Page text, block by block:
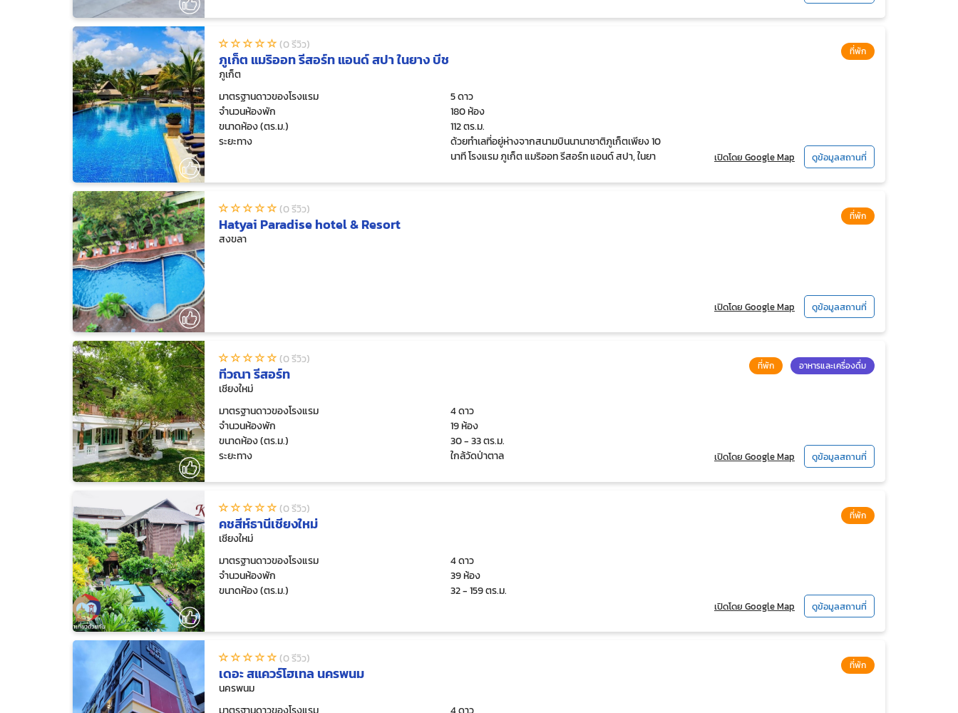
(0 รีวิว)
ภูเก็ต แมริออท รีสอร์ท แอนด์ สปา ในยาง บีช
ภูเก็ต
ที่พัก
มาตรฐานดาวของโรงแรม
5 ดาว
จำนวนห้องพัก
180 ห้อง
ขนาดห้อง (ตร.ม.)
112 ตร.ม.
ระยะทาง
ด้วยทำเลที่อยู่ห่างจากสนามบินนานาชาติภูเก็ตเพียง 10
นาที โรงแรม ภูเก็ต แมริออท รีสอร์ท แอนด์ สปา, ในยา
ผ่อนทุกรูปแบบของคุณ
เปิดโดย Google Map ดูข้อมูลสถานที่
(0 รีวิว)
Hatyai Paradise hotel & Resort
สงขลา
ที่พัก
เปิดโดย Google Map ดูข้อมูลสถานที่
(0 รีวิว)
ทีวณา รีสอร์ท
เชียงใหม่
ที่พัก อาหารและเครื่องดื่ม
มาตรฐานดาวของโรงแรม
4 ดาว
จำนวนห้องพัก
19 ห้อง
ขนาดห้อง (ตร.ม.)
30 - 33 ตร.ม.
ระยะทาง
ใกล้วัดป่าตาล เปิดโดย Google Map ดูข้อมูลสถานที่
(0 รีวิว)
คชสีห์ธานีเชียงใหม่
เชียงใหม่
ที่พัก
มาตรฐานดาวของโรงแรม
4 ดาว
จำนวนห้องพัก
39 ห้อง
ขนาดห้อง (ตร.ม.)
32 - 159 ตร.ม.
เปิดโดย Google Map ดูข้อมูลสถานที่
(0 รีวิว)
เดอะ สแควร์โฮเทล นครพนม
นครพนม
ที่พัก